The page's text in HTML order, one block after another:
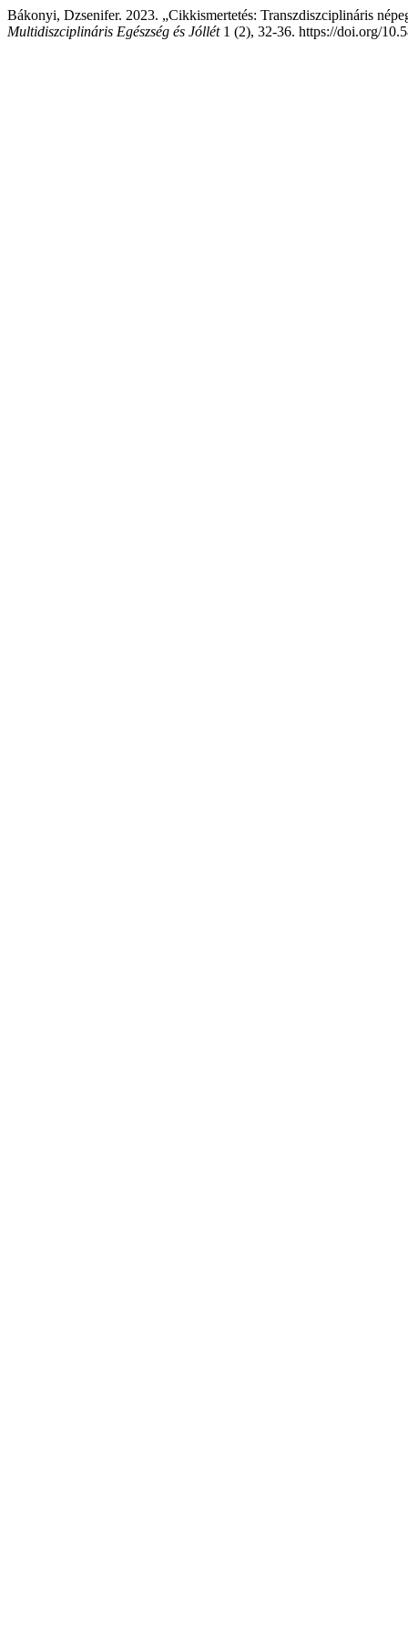
Bákonyi, Dzsenifer. 2023. „Cikkismertetés: Transzdiszciplináris
Multidiszciplináris Egészség és Jóllét1 (2), 32-36. https://doi.org/